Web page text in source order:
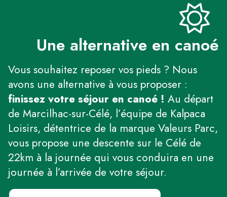
Une alternative en canoé
Vous souhaitez reposer vos pieds ? Nous
avons une alternative à vous proposer :
finissez votre séjour en canoé ! Au départ
de Marcilhac-sur-Célé, l’équipe de Kalpaca
Loisirs, détentrice de la marque Valeurs Parc,
vous propose une descente sur le Célé de
22km à la journée qui vous conduira en une
journée à l’arrivée de votre séjour.